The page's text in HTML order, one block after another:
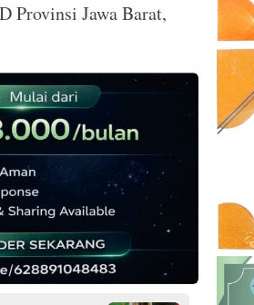
Provinsi Jawa Barat,